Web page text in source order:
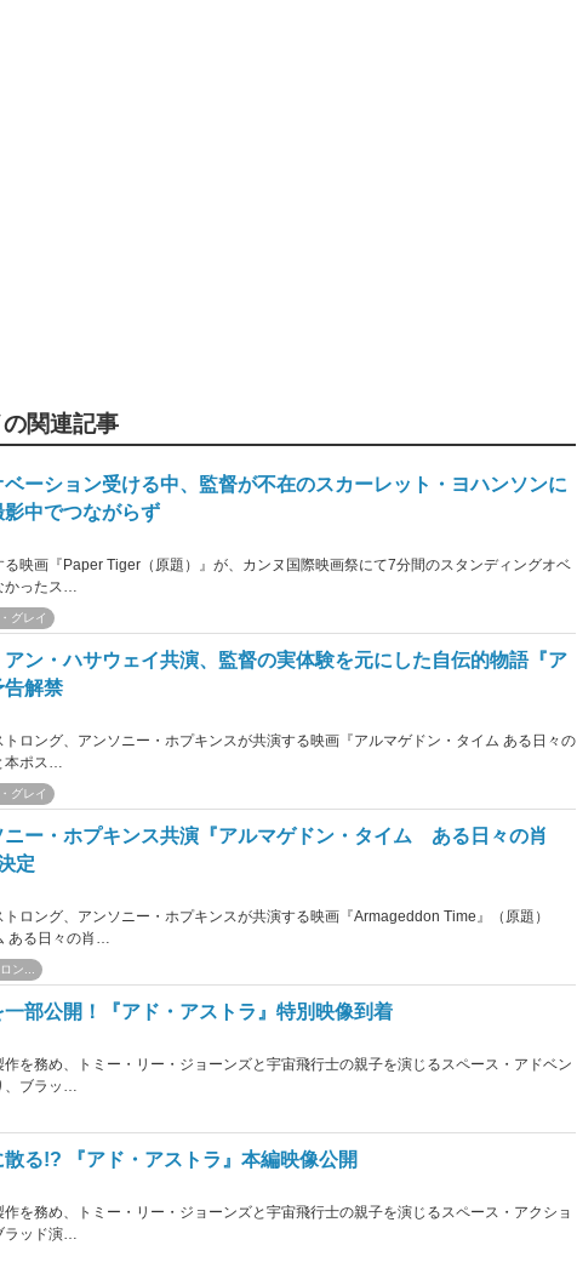
関連記事
ーション受ける中、監督が不在のスカーレット・ヨハンソンに
中でつながらず
映画『Paper Tiger（原題）』が、カンヌ国際映画祭にて7分間のスタンディングオベ
かったス…
グレイ
ン・ハサウェイ共演、監督の実体験を元にした自伝的物語『ア
告解禁
ロング、アンソニー・ホプキンスが共演する映画『アルマゲドン・タイム ある日々の
本ポス…
グレイ
ニー・ホプキンス共演『アルマゲドン・タイム ある日々の肖
定
ロング、アンソニー・ホプキンスが共演する映画『Armageddon Time』（原題）
ある日々の肖…
ン...
部公開！『アド・アストラ』特別映像到着
を務め、トミー・リー・ジョーンズと宇宙飛行士の親子を演じるスペース・アドベン
、ブラッ…
る!? 『アド・アストラ』本編映像公開
を務め、トミー・リー・ジョーンズと宇宙飛行士の親子を演じるスペース・アクショ
ラッド演…